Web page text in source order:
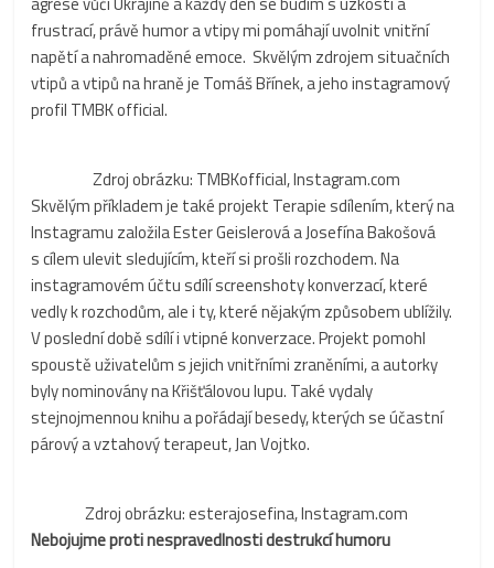
frustrací, právě humor a vtipy mi pomáhají uvolnit vnitřní
napětí a nahromaděné emoce. Skvělým zdrojem situačních
vtipů a vtipů na hraně je Tomáš Břínek, a jeho instagramový
profil TMBK official.
Zdroj obrázku: TMBKofficial, Instagram.com
Skvělým příkladem je také projekt Terapie sdílením, který na
Instagramu založila Ester Geislerová a Josefína Bakošová
s cílem ulevit sledujícím, kteří si prošli rozchodem. Na
instagramovém účtu sdílí screenshoty konverzací, které
vedly k rozchodům, ale i ty, které nějakým způsobem ublížily.
V poslední době sdílí i vtipné konverzace. Projekt pomohl
spoustě uživatelům s jejich vnitřními zraněními, a autorky
byly nominovány na Křišťálovou lupu. Také vydaly
stejnojmennou knihu a pořádají besedy, kterých se účastní
párový a vztahový terapeut, Jan Vojtko.
Zdroj obrázku: esterajosefina, Instagram.com
Nebojujme proti nespravedlnosti destrukcí humoru